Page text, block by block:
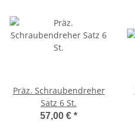
Präz. Schraubendreher
Satz 6 St.
57,00 € *